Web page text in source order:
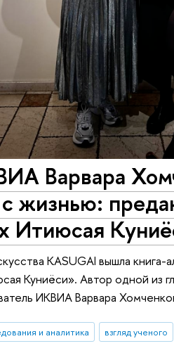
Варвара
с жизнью:
Итиюсая
KASUGAI вышла
Куниёси». Автор одной
ИКВИА Варвара
и аналитика взгляд ученого